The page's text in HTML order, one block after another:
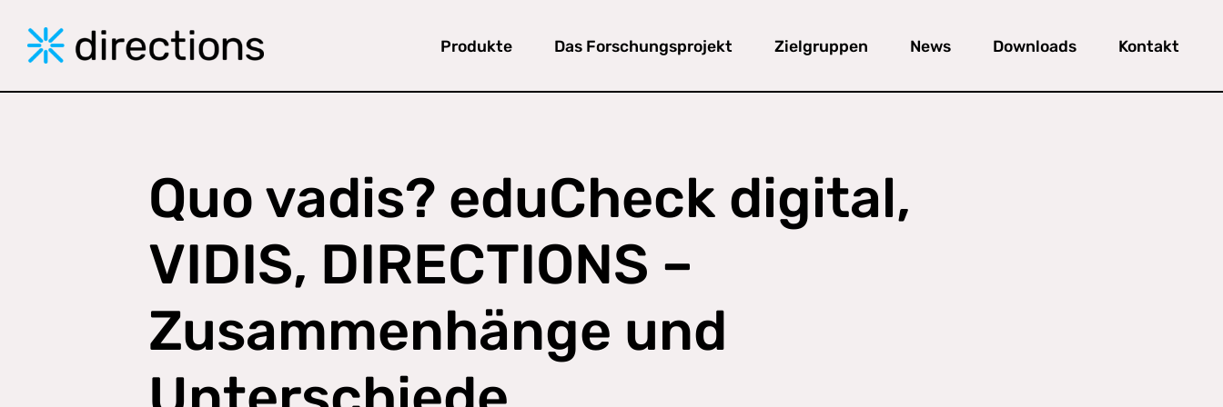
content
Produkte Das Forschungsprojekt Zielgruppen News Downloads Kontakt
Quo vadis? eduCheck digital,
VIDIS, DIRECTIONS –
Zusammenhänge und